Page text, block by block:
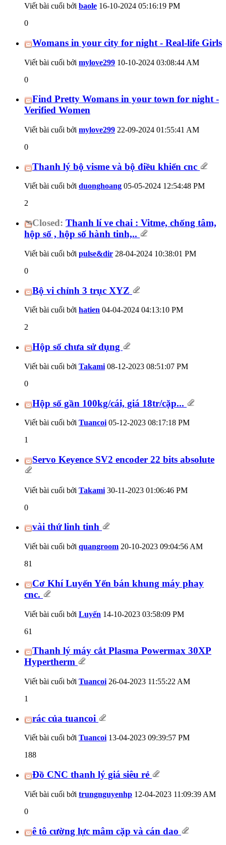
Viết bài cuối bởi baole 16-10-2024 05:16:19 PM
0
Womans in your city for night - Real-life Girls
Viết bài cuối bởi mylove299 10-10-2024 03:08:44 AM
0
Find Pretty Womans in your town for night -
Verified Women
Viết bài cuối bởi mylove299 22-09-2024 01:55:41 AM
0
Thanh lý bộ visme và bộ điều khiển cnc
Viết bài cuối bởi duonghoang 05-05-2024 12:54:48 PM
2
Closed: Thanh lí ve chai : Vitme, chống tâm,
hộp số , hộp số hành tinh,..
Viết bài cuối bởi pulse&dir 28-04-2024 10:38:01 PM
0
Bộ vi chỉnh 3 trục XYZ
Viết bài cuối bởi hatien 04-04-2024 04:13:10 PM
2
Hộp số chưa sử dụng
Viết bài cuối bởi Takami 08-12-2023 08:51:07 PM
0
Hộp số gần 100kg/cái, giá 18tr/cặp...
Viết bài cuối bởi Tuancoi 05-12-2023 08:17:18 PM
1
Servo Keyence SV2 encoder 22 bits absolute
Viết bài cuối bởi Takami 30-11-2023 01:06:46 PM
0
vài thứ linh tinh
Viết bài cuối bởi quangroom 20-10-2023 09:04:56 AM
81
Cơ Khí Luyến Yến bán khung máy phay
cnc.
Viết bài cuối bởi Luyến 14-10-2023 03:58:09 PM
61
Thanh lý máy cắt Plasma Powermax 30XP
Hypertherm
Viết bài cuối bởi Tuancoi 26-04-2023 11:55:22 AM
1
rác của tuancoi
Viết bài cuối bởi Tuancoi13-04-2023 09:39:57 PM
188
Đồ CNC thanh lý giá siêu rẻ
Viết bài cuối bởi trungnguyenhp 12-04-2023 11:09:39 AM
0
ê tô cường lực mâm cặp và cán dao